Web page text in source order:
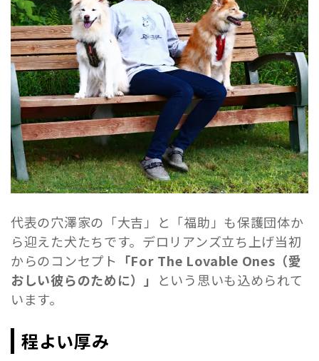
代表の穴澤家の「大吉」と「福助」も保護団体か
ら迎えた犬たちです。デロリアンズ立ち上げ当初
からのコンセプト
「For The Lovable Ones（愛
おしい彼らのために）」
という思いも込められて
います。
程よい厚み